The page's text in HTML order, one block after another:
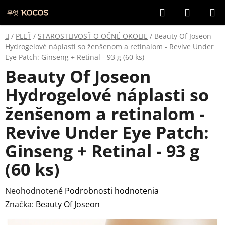
na
obsah
Hľadať
KOŠÍK
Domov
/ PLEŤ / STAROSTLIVOSŤ O OČNÉ OKOLIE / Beauty Of Joseon
Hydrogelové náplasti so ženšenom a retinalom - Revive Under
Eye Patch: Ginseng + Retinal - 93 g (60 ks)
Beauty Of Joseon
Hydrogelové náplasti so
ženšenom a retinalom -
Revive Under Eye Patch:
Ginseng + Retinal - 93 g
(60 ks)
Priemerné
hodnotenie
Neohodnotené Podrobnosti hodnotenia
Značka: Beauty Of Joseon